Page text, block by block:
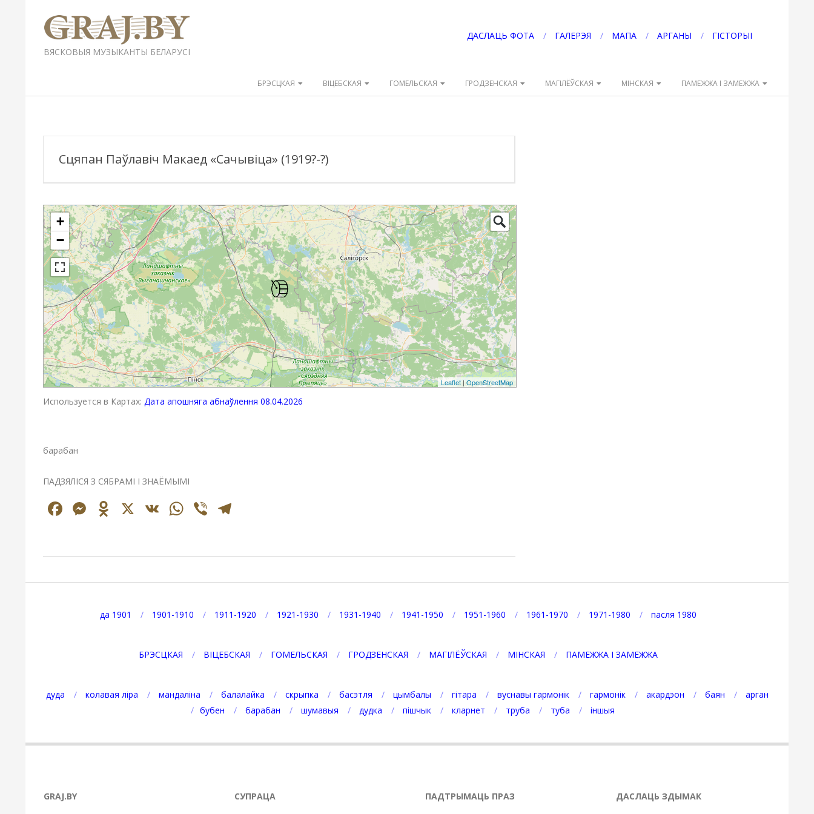
содержимомуGRAJ.BY
ВЯСКОВЫЯ МУЗЫКАНТЫ БЕЛАРУСІ
ДАСЛАЦЬ ФОТА ГАЛЕРЭЯ МАПА АРГАНЫ ГІСТОРЫІ
меню
БРЭСЦКАЯ ВІЦЕБСКАЯ ГОМЕЛЬСКАЯ ГРОДЗЕНСКАЯ МАГІЛЁЎСКАЯ МІНСКАЯ ПАМЕЖЖА І ЗАМЕЖЖА
Сцяпан Паўлавіч Макаед «Сачывіца» (1919?-?)
+
−
Leaflet | OpenStreetMap
Используется в Картах: Дата апошняга абнаўлення 08.04.2026
барабан
ПАДЗЯЛІСЯ З СЯБРАМІ І ЗНАЁМЫМІ
Facebook
Messenger
Odnoklassniki
X VK WhatsApp
Viber
05-
да 1901
1901-1910 1911-1920 1921-1930 1931-1940 1941-1950 1951-1960 1961-1970 1971-1980 пасля 1980
БРЭСЦКАЯ ВІЦЕБСКАЯ ГОМЕЛЬСКАЯ ГРОДЗЕНСКАЯ МАГІЛЁЎСКАЯ МІНСКАЯ ПАМЕЖЖА І ЗАМЕЖЖА
дуда колавая ліра мандаліна балалайка скрыпка басэтля цымбалы гітара вуснавы гармонік гармонік акардэон баян
арган
бубен
барабан шумавыя дудка пішчык кларнет труба туба іншыя
GRAJ.BY СУПРАЦА ПАДТРЫМАЦЬ ПРАЗ ДАСЛАЦЬ ЗДЫМАК